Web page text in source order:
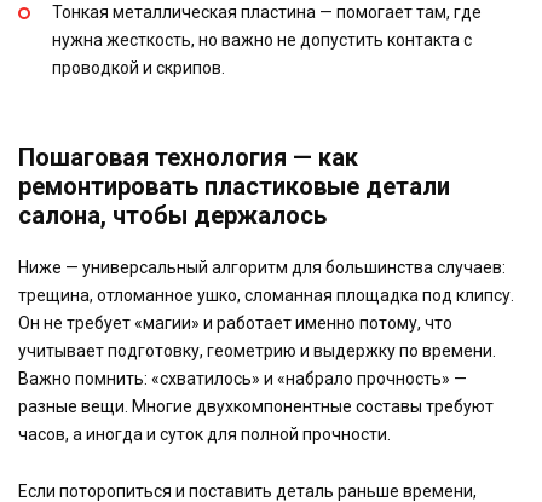
Тонкая металлическая пластина — помогает там, где
нужна жесткость, но важно не допустить контакта с
проводкой и скрипов.
Пошаговая технология — как
ремонтировать пластиковые детали
салона, чтобы держалось
Ниже — универсальный алгоритм для большинства случаев:
трещина, отломанное ушко, сломанная площадка под клипсу.
Он не требует «магии» и работает именно потому, что
учитывает подготовку, геометрию и выдержку по времени.
Важно помнить: «схватилось» и «набрало прочность» —
разные вещи. Многие двухкомпонентные составы требуют
часов, а иногда и суток для полной прочности.
Если поторопиться и поставить деталь раньше времени,